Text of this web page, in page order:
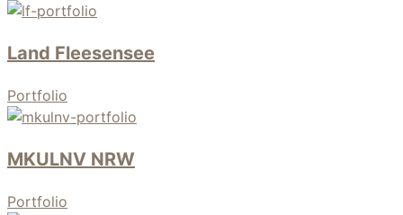
Land Fleesensee
Portfolio
MKULNV NRW
Portfolio